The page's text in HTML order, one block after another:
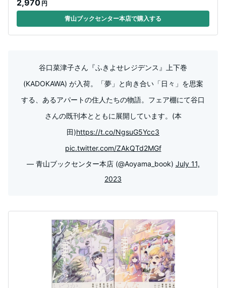
2,970 円
青山ブックセンター本店で購入する
谷口菜津子さん『ふきよせレジデンス』上下巻
(KADOKAWA) が入荷。「夢」と向き合い「日々」を思案
する、あるアパートの住人たちの物語。フェア棚にて谷口
さんの既刊本とともに展開しています。(本
田)https://t.co/NgsuG5Ycc3
pic.twitter.com/ZAkQTd2MGf
— 青山ブックセンター本店 (@Aoyama_book) July 11,
2023